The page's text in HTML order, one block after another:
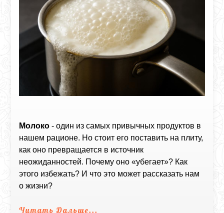
Молоко - один из самых привычных продуктов в
нашем рационе. Но стоит его поставить на плиту,
как оно превращается в источник
неожиданностей. Почему оно «убегает»? Как
этого избежать? И что это может рассказать нам
о жизни?
Читать Дальше...